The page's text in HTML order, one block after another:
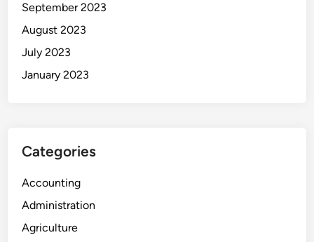
September 2023
August 2023
July 2023
January 2023
Categories
Accounting
Administration
Agriculture